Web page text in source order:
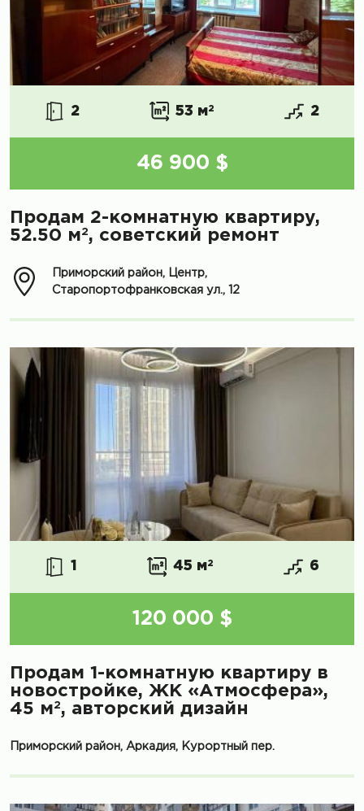
2 53 м2 2
46 900 $
Продам 2-комнатную квартиру,
52.50 м2, советский ремонт
Приморский район, Центр,
Старопортофранковская ул., 12
1 45 м2 6
120 000 $
Продам 1-комнатную квартиру в
новостройке, ЖК «Атмосфера»,
45 м2, авторский дизайн
Приморский район, Аркадия, Курортный пер.